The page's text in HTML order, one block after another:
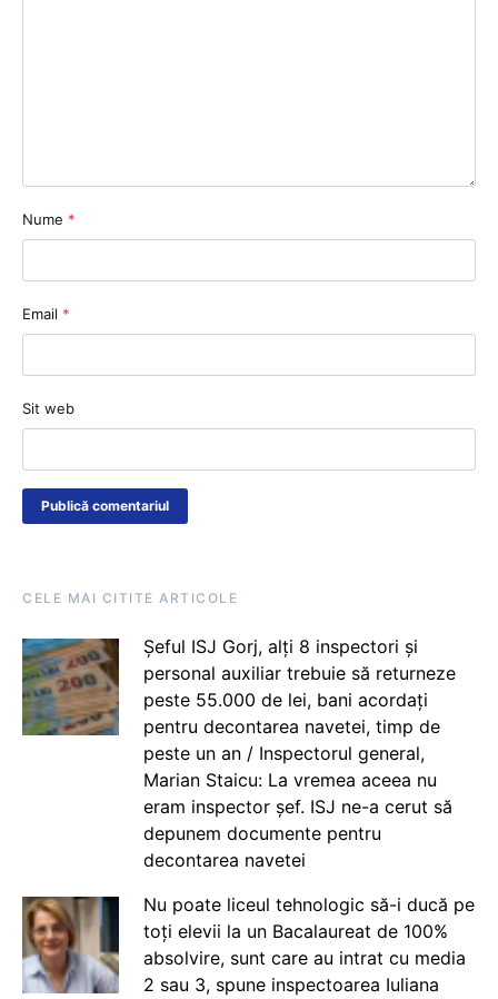
Nume *
Email *
Sit web
CELE MAI CITITE ARTICOLE
Șeful ISJ Gorj, alți 8 inspectori și
personal auxiliar trebuie să returneze
peste 55.000 de lei, bani acordați
pentru decontarea navetei, timp de
peste un an / Inspectorul general,
Marian Staicu: La vremea aceea nu
eram inspector șef. ISJ ne-a cerut să
depunem documente pentru
decontarea navetei
Nu poate liceul tehnologic să-i ducă pe
toți elevii la un Bacalaureat de 100%
absolvire, sunt care au intrat cu media
2 sau 3, spune inspectoarea Iuliana